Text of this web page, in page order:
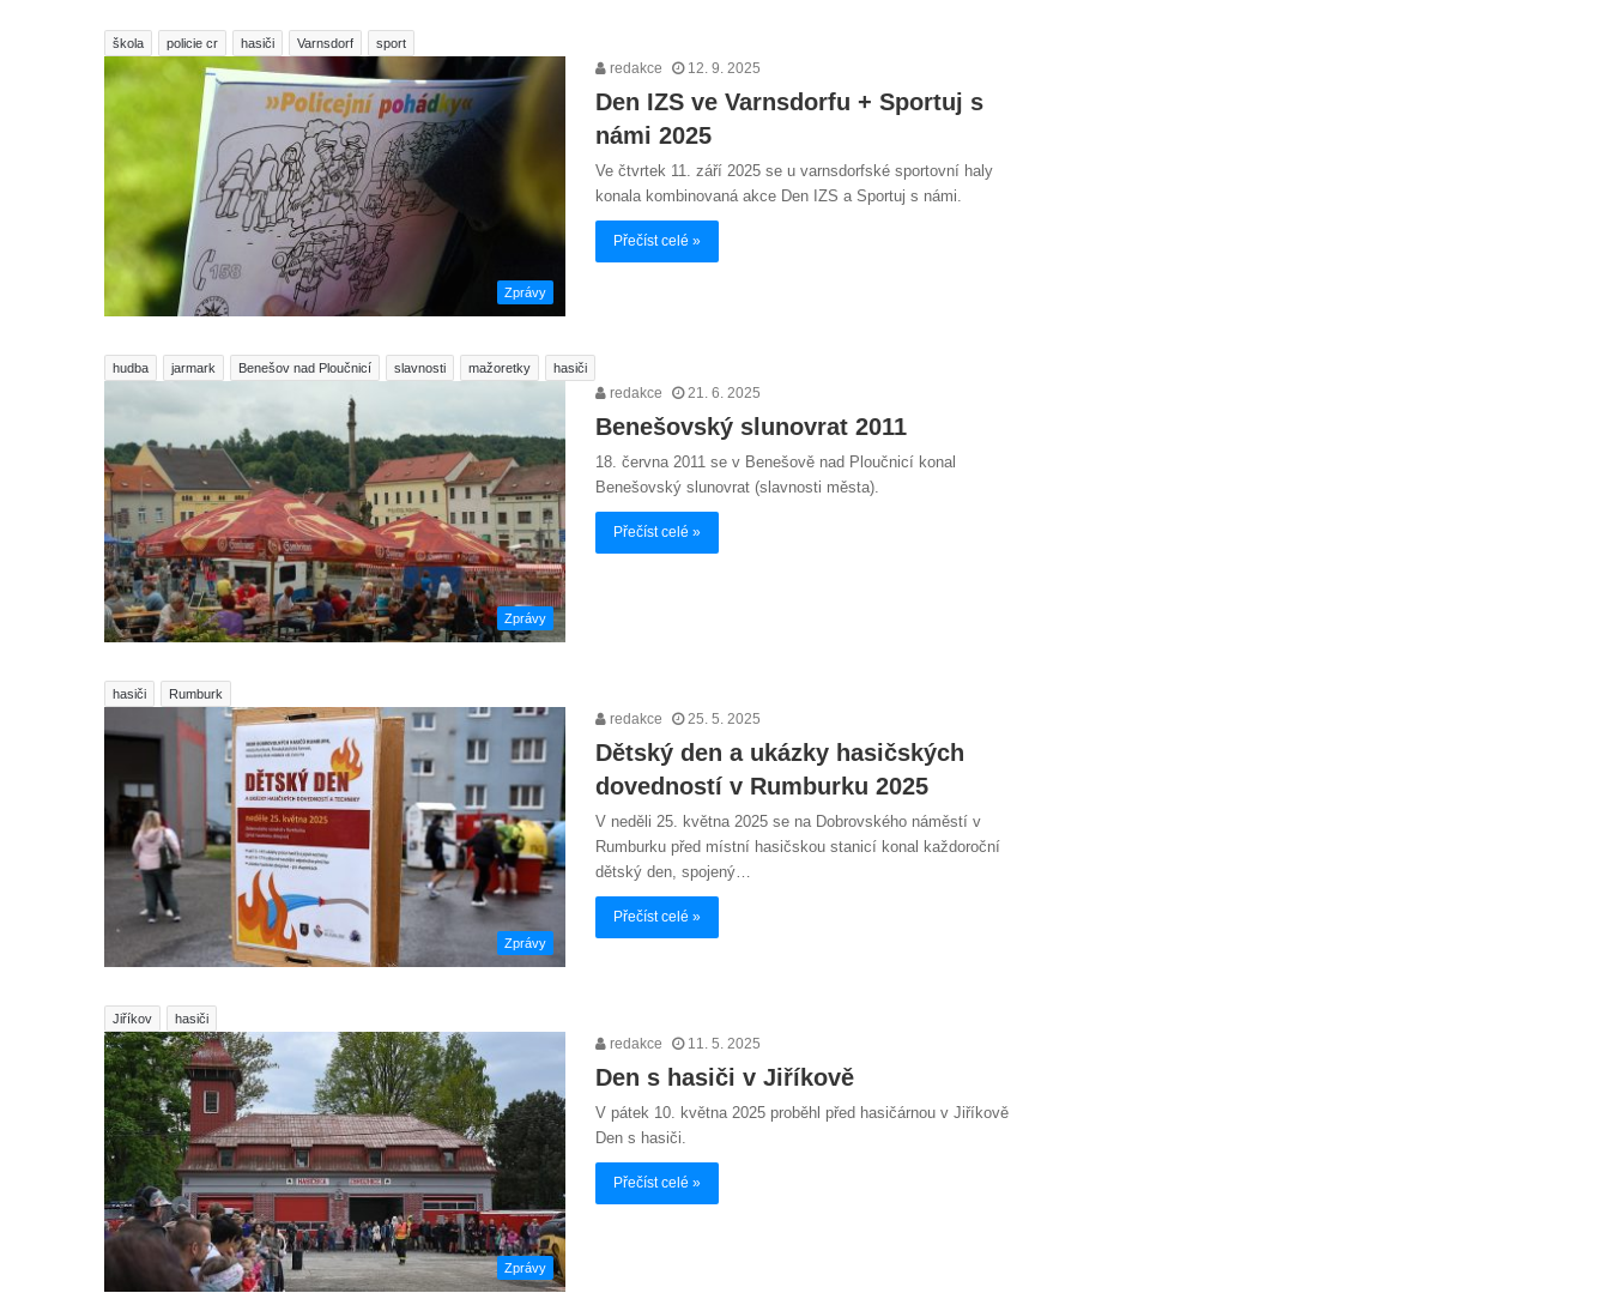
škola policie cr hasiči Varnsdorf sport
Zprávy
redakce 12. 9. 2025
Den IZS ve Varnsdorfu + Sportuj s
námi 2025
Ve čtvrtek 11. září 2025 se u varnsdorfské sportovní haly
konala kombinovaná akce Den IZS a Sportuj s námi.
Přečíst celé »
hudba jarmark Benešov nad Ploučnicí slavnosti mažoretky hasiči
Zprávy
redakce 21. 6. 2025
Benešovský slunovrat 2011
18. června 2011 se v Benešově nad Ploučnicí konal
Benešovský slunovrat (slavnosti města).
Přečíst celé »
hasiči Rumburk
Zprávy
redakce 25. 5. 2025
Dětský den a ukázky hasičských
dovedností v Rumburku 2025
V neděli 25. května 2025 se na Dobrovského náměstí v
Rumburku před místní hasičskou stanicí konal každoroční
dětský den, spojený…
Přečíst celé »
Jiříkov hasiči
Zprávy
redakce 11. 5. 2025
Den s hasiči v Jiříkově
V pátek 10. května 2025 proběhl před hasičárnou v Jiříkově
Den s hasiči.
Přečíst celé »